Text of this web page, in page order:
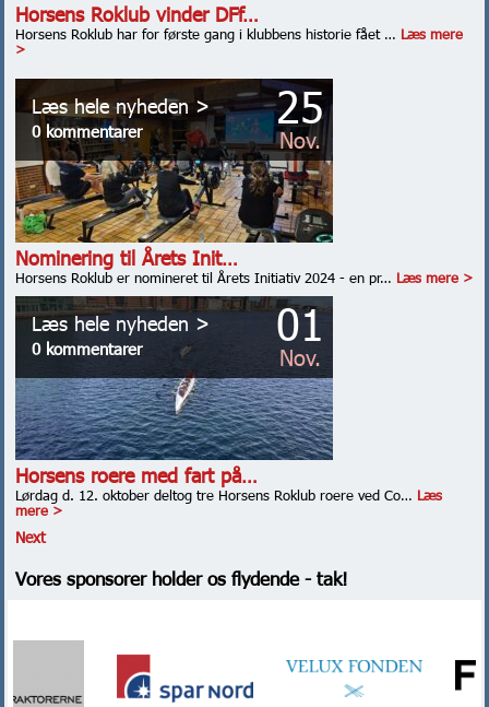
Horsens Roklub vinder DFf…
Horsens Roklub har for første gang i klubbens historie fået … Læs mere
>
Læs hele nyheden >
0 kommentarer 25
Nov.
Nominering til Årets Init…
Horsens Roklub er nomineret til Årets Initiativ 2024 - en pr… Læs mere >
Læs hele nyheden >
0 kommentarer 01
Nov.
Horsens roere med fart på…
Lørdag d. 12. oktober deltog tre Horsens Roklub roere ved Co… Læs
mere >
Next
Vores sponsorer holder os flydende - tak!